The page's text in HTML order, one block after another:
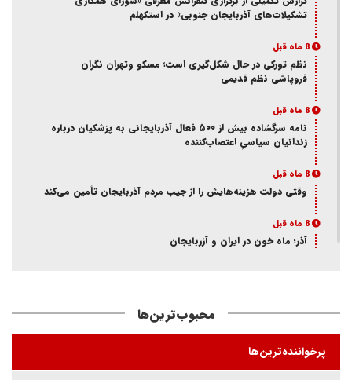
تشکیلات‌های آذربایجان جنوبی» در استکهلم
8 ماه قبل
نظم تورکی در حال شکل‌گیری است؛ مسکو وتهران نگران
فروپاشی نظم قدیمی
8 ماه قبل
نامه سرگشاده بیش از ۵۰۰ فعال آذربایجانی به پزشکیان درباره
زندانیان سیاسیِ اعتصاب‌کننده
8 ماه قبل
وقتی دولت هزینه‌هایش را از جیب مردم آذربایجان تأمین می‌کند
8 ماه قبل
آذر؛ ماه خون در ایران و آزربایجان
ممانعت وزارت اطلاعات از حضور یک فعال آذربایجانی در تئاتر
«کوراوغلو» تبریز
محبوب‌ترین‌ها
پرخواننده‌ترین‌ها